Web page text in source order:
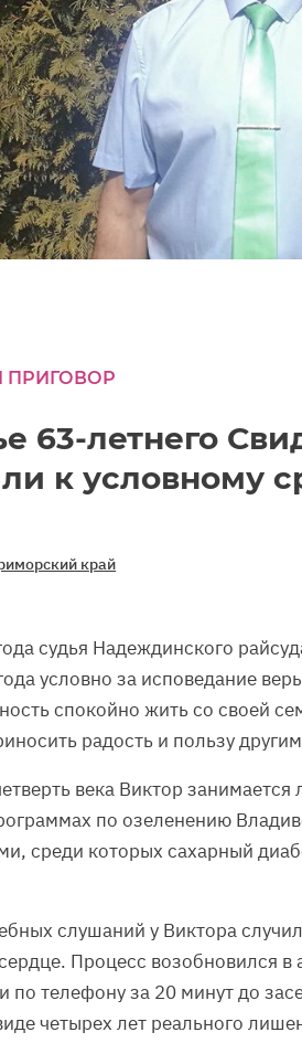
ПРИГОВОР
63-летнего
к условному
край
судья Надеждинского
условно за исповедание
спокойно жить со своей
радость и пользу
века Виктор
по озеленению
среди которых сахарный
слушаний у Виктора
Процесс возобновился
по телефону за 20 минут до
четырех лет реального